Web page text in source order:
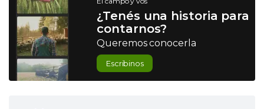
¿Tenés una historia para
contarnos?
Queremos conocerla
Escribinos